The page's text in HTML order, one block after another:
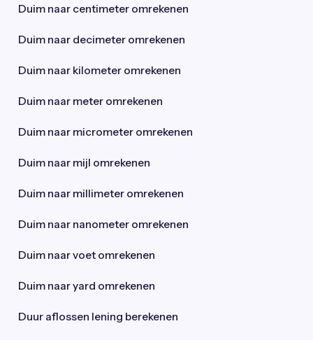
Duim naar centimeter omrekenen
Duim naar decimeter omrekenen
Duim naar kilometer omrekenen
Duim naar meter omrekenen
Duim naar micrometer omrekenen
Duim naar mijl omrekenen
Duim naar millimeter omrekenen
Duim naar nanometer omrekenen
Duim naar voet omrekenen
Duim naar yard omrekenen
Duur aflossen lening berekenen